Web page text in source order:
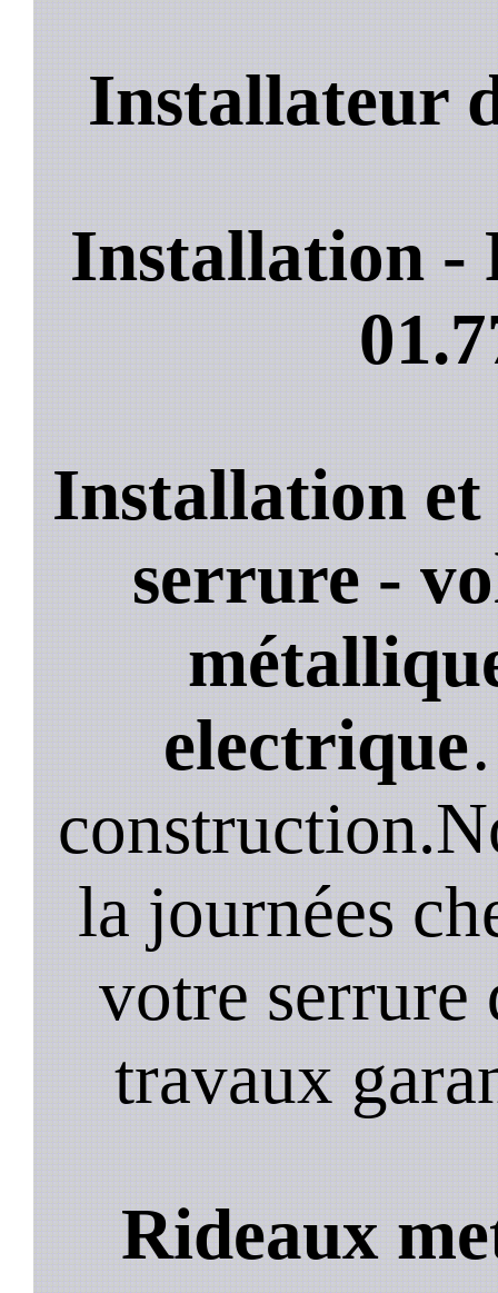
Installateur
Installation -
Installation
serrure -
electrique
la journées
votre serrure
travaux
Rideaux